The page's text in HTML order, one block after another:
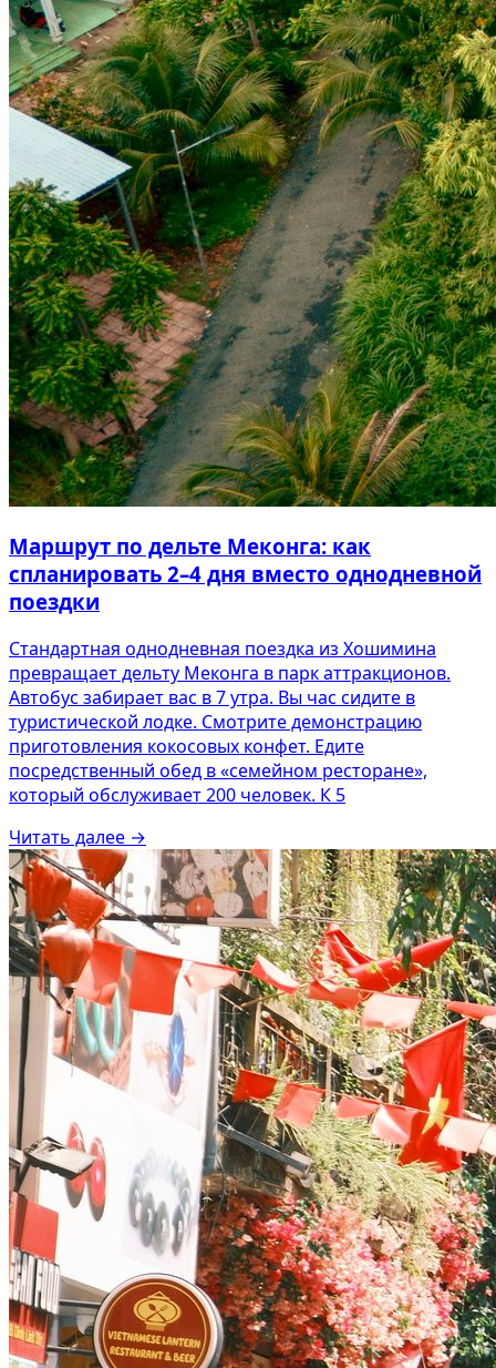
Маршрут по дельте Меконга: как
спланировать 2–4 дня вместо однодневной
поездки
Стандартная однодневная поездка из Хошимина
превращает дельту Меконга в парк аттракционов.
Автобус забирает вас в 7 утра. Вы час сидите в
туристической лодке. Смотрите демонстрацию
приготовления кокосовых конфет. Едите
посредственный обед в «семейном ресторане»,
который обслуживает 200 человек. К 5
Читать далее →